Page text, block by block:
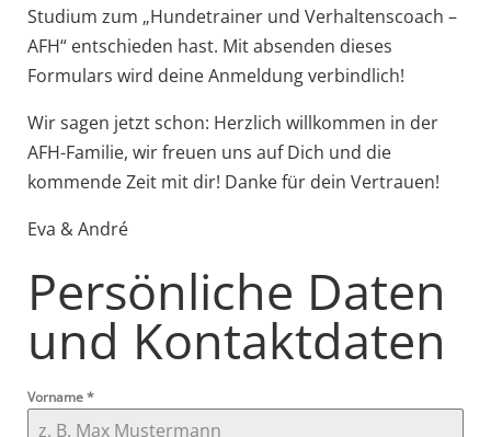
Studium zum „Hundetrainer und Verhaltenscoach –
AFH“ entschieden hast. Mit absenden dieses
Formulars wird deine Anmeldung verbindlich!
Wir sagen jetzt schon: Herzlich willkommen in der
AFH-Familie, wir freuen uns auf Dich und die
kommende Zeit mit dir! Danke für dein Vertrauen!
Eva & André
Persönliche Daten
und Kontaktdaten
Vorname*